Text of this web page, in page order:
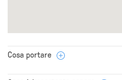
Cosa portare